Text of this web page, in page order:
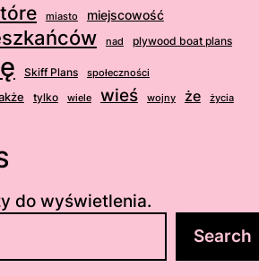
miasto miejscowość
nad plywood boat plans
Skiff Plans społeczności
tylko wiele wieś wojny że życia
do wyświetlenia.
Search